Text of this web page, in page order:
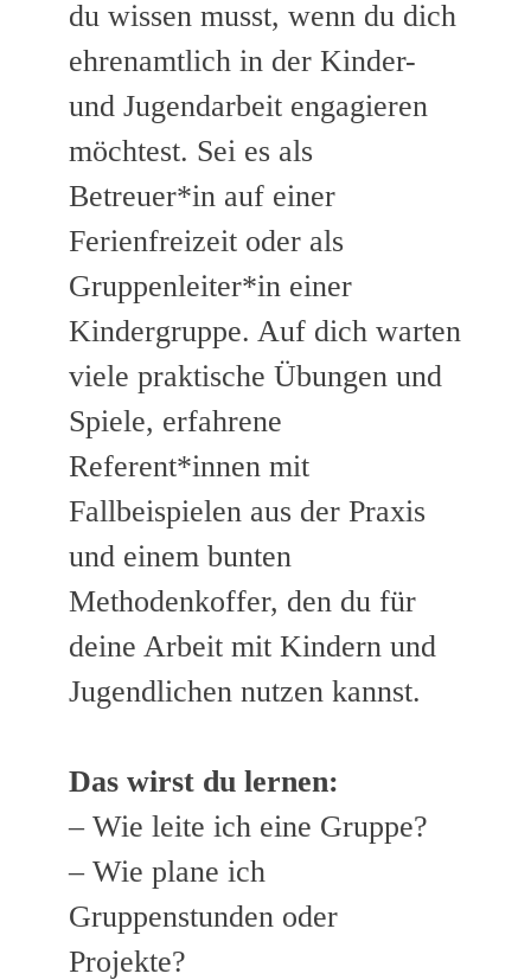
du wissen musst, wenn du dich
ehrenamtlich in der Kinder-
und Jugendarbeit engagieren
möchtest. Sei es als
Betreuer*in auf einer
Ferienfreizeit oder als
Gruppenleiter*in einer
Kindergruppe. Auf dich warten
viele praktische Übungen und
Spiele, erfahrene
Referent*innen mit
Fallbeispielen aus der Praxis
und einem bunten
Methodenkoffer, den du für
deine Arbeit mit Kindern und
Jugendlichen nutzen kannst.
Das wirst du lernen:
– Wie leite ich eine Gruppe?
– Wie plane ich
Gruppenstunden oder
Projekte?